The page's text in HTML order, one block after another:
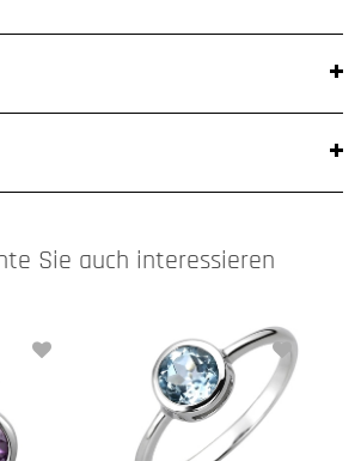
Sie auch interessieren